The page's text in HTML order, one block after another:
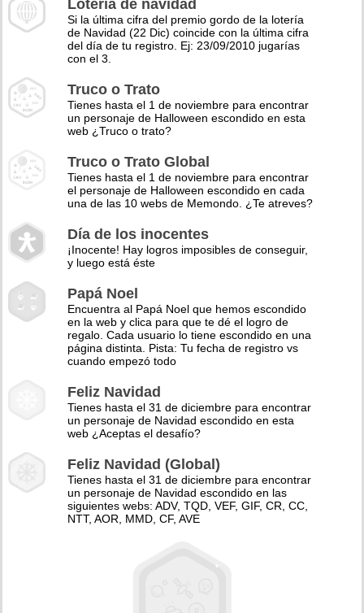
Lotería de navidad
Si la última cifra del premio gordo de la lotería
de Navidad (22 Dic) coincide con la última cifra
del día de tu registro. Ej: 23/09/2010 jugarías
con el 3.
Truco o Trato
Tienes hasta el 1 de noviembre para encontrar
un personaje de Halloween escondido en esta
web ¿Truco o trato?
Truco o Trato Global
Tienes hasta el 1 de noviembre para encontrar
el personaje de Halloween escondido en cada
una de las 10 webs de Memondo. ¿Te atreves?
Día de los inocentes
¡Inocente! Hay logros imposibles de conseguir,
y luego está éste
Papá Noel
Encuentra al Papá Noel que hemos escondido
en la web y clica para que te dé el logro de
regalo. Cada usuario lo tiene escondido en una
página distinta. Pista: Tu fecha de registro vs
cuando empezó todo
Feliz Navidad
Tienes hasta el 31 de diciembre para encontrar
un personaje de Navidad escondido en esta
web ¿Aceptas el desafío?
Feliz Navidad (Global)
Tienes hasta el 31 de diciembre para encontrar
un personaje de Navidad escondido en las
siguientes webs: ADV, TQD, VEF, GIF, CR, CC,
NTT, AOR, MMD, CF, AVE